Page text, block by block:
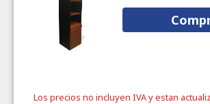
Los precios no incluyen IVA y estan